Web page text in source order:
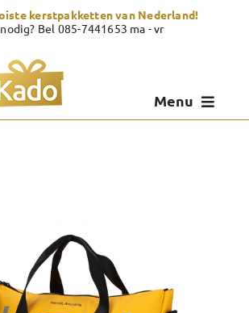
kerstpakketten van Nederland!
Bel 085-7441653 ma - vr
Menu
Kado